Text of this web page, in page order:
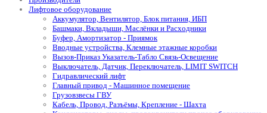
Лифтовое оборудование
Аккумулятор, Вентилятор, Блок питания, ИБП
Башмаки, Вкладыши, Маслёнки и Расходники
Буфер, Амортизатор - Приямок
Вводные устройства, Клемные этажные коробки
Вызов-Приказ Указатель-Табло Связь-Освещение
Выключатель, Датчик, Переключатель, LIMIT SWITCH
Гидравлический лифт
Главный привод - Машинное помещение
Грузовзвесы ГВУ
Кабель, Провод, Разъёмы, Крепление - Шахта